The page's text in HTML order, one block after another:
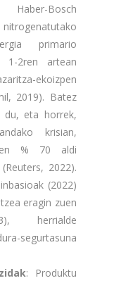
Haber-Bosch
primario
1-2ren artean
ekoizpen
2019). Batez
du, eta horrek,
krisian,
% 70 aldi
2022).
(2022)
eragin zuen
herrialde
segurtasuna
: Produktu